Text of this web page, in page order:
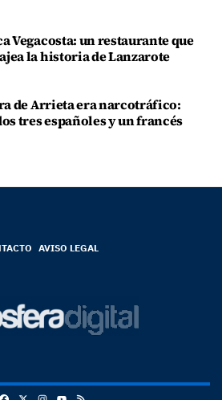
Vegacosta: un restaurante que
la historia de Lanzarote
de Arrieta era narcotráfico:
tres españoles y un francés
AVISO LEGAL
FacebookInstagram